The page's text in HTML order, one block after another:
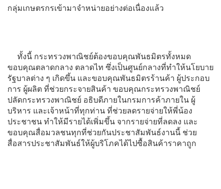
กลุ่มเกษตรกรเข้ามาจำหน่ายอย่างต่อเนื่องแล้ว
ทั้งนี้ กระทรวงพาณิชย์ต้องขอบคุณพันธมิตรทั้งหมด
ขอบคุณตลาดกลาง ตลาดไท ซึ่งเป็นศูนย์กลางที่ทำให้นโยบาย
รัฐบาลต่าง ๆ เกิดขึ้น และขอบคุณพันธมิตรร้านค้า ผู้ประกอบ
การ ผู้ผลิต ที่ช่วยกระจายสินค้า ขอบคุณกระทรวงพาณิชย์
ปลัดกระทรวงพาณิชย์ อธิบดีภายในกรมการค้าภายใน ผู้
บริหาร และเจ้าหน้าที่ทุกท่าน ที่ช่วยลดรายจ่ายให้พี่น้อง
ประชาชน ทำให้มีรายได้เพิ่มขึ้น จากรายจ่ายที่ลดลง และ
ขอบคุณสื่อมวลชนทุกที่ช่วยกันประชาสัมพันธ์งานนี้ ช่วย
สื่อสารประชาสัมพันธ์ให้ผู้บริโภคได้ไปซื้อสินค้าราคาถูก